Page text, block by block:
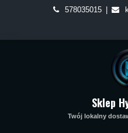
content
578035015
Sklep
Twój lokalny